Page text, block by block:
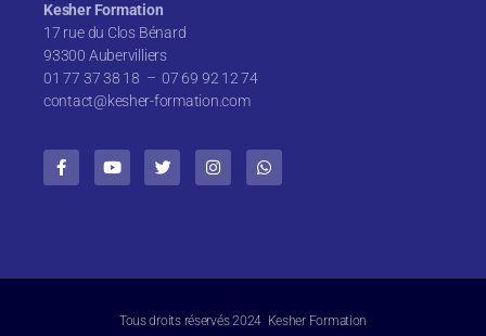
Kesher Formation
17 rue du Clos Bénard
93300 Aubervilliers
01 77 37 38 18 – 07 69 92 12 74
contact@kesher-formation.com
Tous droits réservés 2024 Kesher Formation